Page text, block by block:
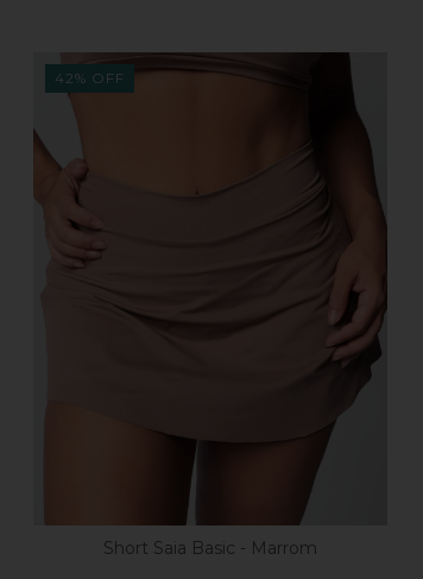
42% OFF
Short Saia Basic - Marrom